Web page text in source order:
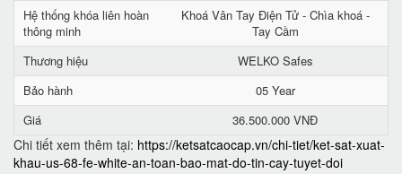
Hệ thống khóa liên hoàn
thông minh
Khoá Vân Tay Điện Tử - Chìa khoá -
Tay Cầm
Thương hiệu
WELKO Safes
Bảo hành
05 Year
Giá
36.500.000 VNĐ
Chi tiết xem thêm tại: https://ketsatcaocap.vn/chi-tiet/ket-sat-xuat-
khau-us-68-fe-white-an-toan-bao-mat-do-tin-cay-tuyet-doi